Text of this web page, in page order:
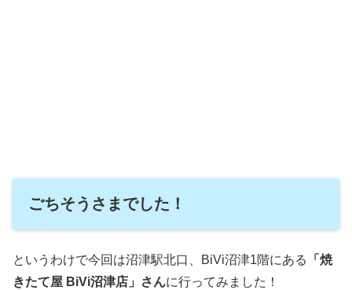
ごちそうさまでした！
というわけで今回は沼津駅北口、BiVi沼津1階にある
「焼
きたて屋 BiVi沼津店」さんに行ってみました！